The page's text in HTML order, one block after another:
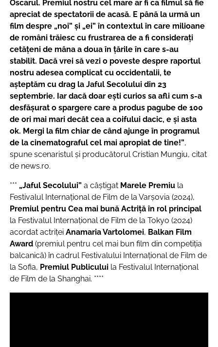
Oscarul. Premiul nostru cel mare ar fi ca filmul să fie
apreciat de spectatorii de acasă. E până la urmă un
film despre „noi” şi „ei” în contextul în care milioane
de români trăiesc cu frustrarea de a fi consideraţi
cetăţeni de mâna a doua în ţările în care s-au
stabilit. Dacă vrei să vezi o poveste despre raportul
nostru adesea complicat cu occidentalii, te
aşteptăm cu drag la Jaful Secolului din 23
septembrie. Iar dacă doar eşti curios sa afli cum s-a
desfăşurat o spargere care a produs pagube de 100
de ori mai mari decât cea a coifului dacic, e şi asta
ok. Mergi la film chiar de când ajunge în programul
de la cinematograful cel mai apropiat de tine!”,
spune scenaristul şi producătorul Cristian Mungiu, citat
de news.ro.
*** „Jaful Secolului” a câştigat Marele Premiu la
Festivalul Internaţional de Film de la Varşovia (2024),
Premiul pentru Cea mai bună Actriţă în rol principal
la Festivalul Internaţional de Film de la Tokyo (2024)
acordat actriţei Anamaria Vartolomei, Balkan Film
Award (premiul pentru cel mai bun film din competiţia
balcanică) în cadrul Festivalului Internaţional de Film de
la Sofia, Premiul Publicului la Festivalul Internaţional
de Film de la Shanghai. ****